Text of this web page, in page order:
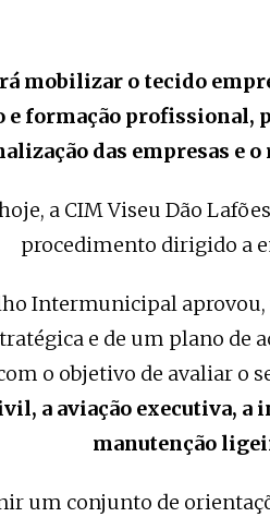
mobilizar o tecido
formação profissional,
das empresas e
a CIM Viseu Dão
procedimento dirigido a
Intermunicipal
e de um plano de
o objetivo de avaliar o
a aviação executiva, a
manutenção
um conjunto de